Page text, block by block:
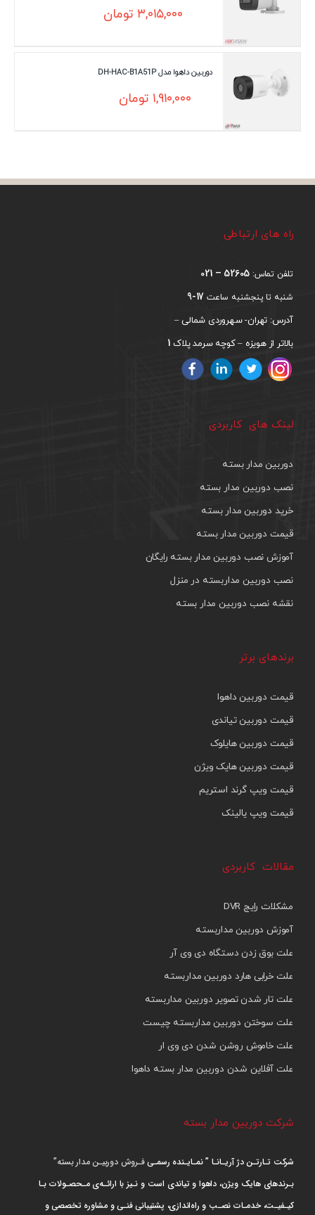
۳,۰۱۵,۰۰۰ تومان
دوربین داهوا مدل DH-HAC-B1A51P
۱,۹۱۰,۰۰۰ تومان
راه های ارتباطی
تلفن تماس: 52605 – 021
شنبه تا پنجشنبه ساعت 17-9
آدرس: تهران- سهروردی شمالی –
بالاتر از هویزه – کوچه سرمد پلاک 1
لینک های کاربردی
دوربین مدار بسته
نصب دوربین مدار بسته
خرید دوربین مدار بسته
قیمت دوربین مدار بسته
آموزش نصب دوربین مدار بسته رایگان
نصب دوربین مداربسته در منزل
نقشه نصب دوربین مدار بسته
برندهای برتر
قیمت دوربین داهوا
قیمت دوربین تیاندی
قیمت دوربین هایلوک
قیمت دوربین هایک ویژن
قیمت ویپ گرند استریم
قیمت ویپ یالینک
مقالات کاربردی
مشکلات رایج DVR
آموزش دوربین مداربسته
علت بوق زدن دستگاه دی وی آر
علت خرابی هارد دوربین مداربسته
علت تار شدن تصویر دوربین مداربسته
علت سوختن دوربین مداربسته چیست
علت خاموش روشن شدن دی وی ار
علت آفلاین شدن دوربین مدار بسته داهوا
شرکت دوربین مدار بسته
شرکت تـارتـن دژ آریـانـا ” نمـایـنده رسمـیفـروش دوربیـن مدار بسته”
بـرندهای هایک ویژن، داهوا و تیاندی است و نـیز با ارائـه‌ی مـحصـولات بـا
کیـفیـت، خدمـات نصـب و راه‌اندازی، پشتیبانی فنـی و مشاوره تخصصی و